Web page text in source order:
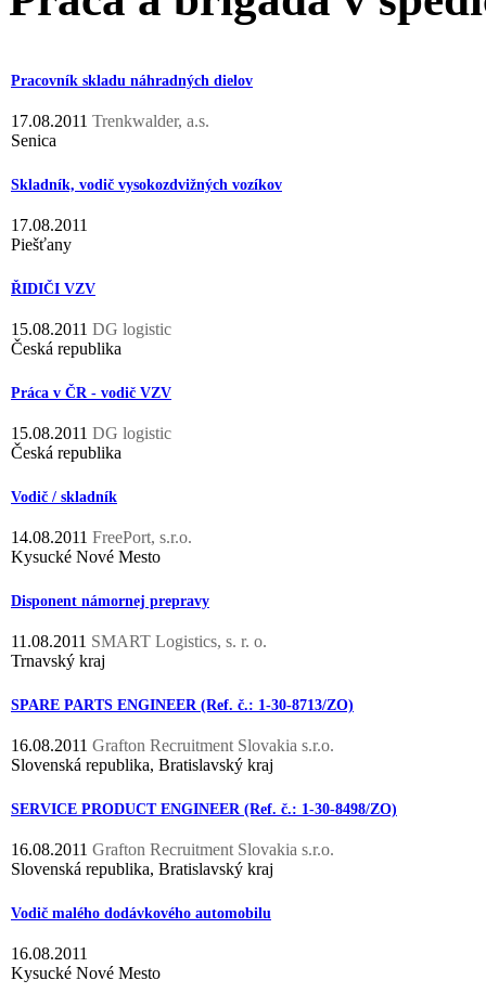
Pracovník skladu náhradných dielov
17.08.2011 Trenkwalder, a.s.
Senica
Skladník, vodič vysokozdvižných vozíkov
17.08.2011
Piešťany
ŘIDIČI VZV
15.08.2011 DG logistic
Česká republika
Práca v ČR - vodič VZV
15.08.2011 DG logistic
Česká republika
Vodič / skladník
14.08.2011 FreePort, s.r.o.
Kysucké Nové Mesto
Disponent námornej prepravy
11.08.2011 SMART Logistics, s. r. o.
Trnavský kraj
SPARE PARTS ENGINEER (Ref. č.: 1-30-8713/ZO)
16.08.2011 Grafton Recruitment Slovakia s.r.o.
Slovenská republika, Bratislavský kraj
SERVICE PRODUCT ENGINEER (Ref. č.: 1-30-8498/ZO)
16.08.2011 Grafton Recruitment Slovakia s.r.o.
Slovenská republika, Bratislavský kraj
Vodič malého dodávkového automobilu
16.08.2011
Kysucké Nové Mesto